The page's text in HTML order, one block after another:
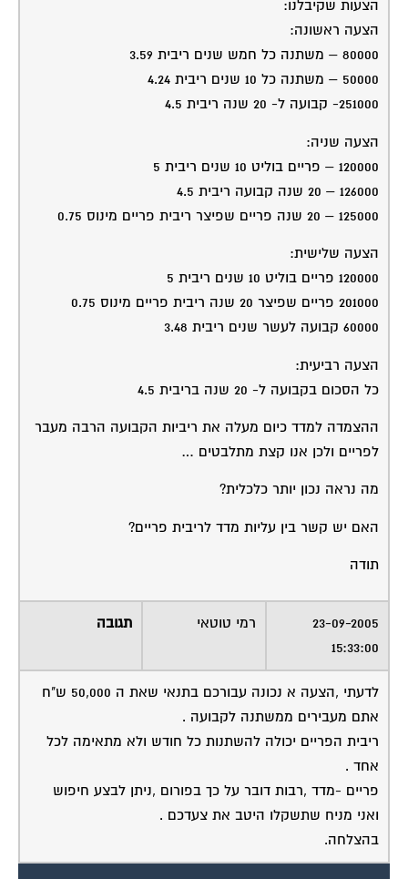
הצעות שקיבלנו:
הצעה ראשונה:
80000 – משתנה כל חמש שנים ריבית 3.59
50000 – משתנה כל 10 שנים ריבית 4.24
251000- קבועה ל- 20 שנה ריבית 4.5
הצעה שניה:
120000 – פריים בוליט 10 שנים ריבית 5
126000 – 20 שנה קבועה ריבית 4.5
125000 – 20 שנה פריים שפיצר ריבית פריים מינוס 0.75
הצעה שלישית:
120000 פריים בוליט 10 שנים ריבית 5
201000 פריים שפיצר 20 שנה ריבית פריים מינוס 0.75
60000 קבועה לעשר שנים ריבית 3.48
הצעה רביעית:
כל הסכום בקבועה ל- 20 שנה בריבית 4.5
ההצמדה למדד כיום מעלה את ריביות הקבועה הרבה מעבר
לפריים ולכן אנו קצת מתלבטים …
מה נראה נכון יותר כלכלית?
האם יש קשר בין עליות מדד לריבית פריים?
תודה
23-09-2005
15:33:00
רמי טוטאי תגובה
לדעתי ,הצעה א נכונה עבורכם בתנאי שאת ה 50,000 ש"ח
אתם מעבירים ממשתנה לקבועה .
ריבית הפריים יכולה להשתנות כל חודש ולא מתאימה לכל
אחד .
פריים -מדד ,רבות דובר על כך בפורום ,ניתן לבצע חיפוש
ואני מניח שתשקלו היטב את צעדכם .
בהצלחה.